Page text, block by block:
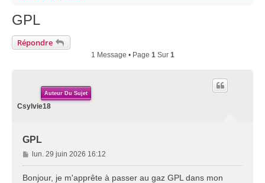
GPL
Répondre
1 Message • Page 1Sur 1
Auteur Du Sujet
Csylvie18
GPL
M
e
lun. 29 juin 2026 16:12
Bonjour, je m'apprête à passer au gaz GPL dans mon